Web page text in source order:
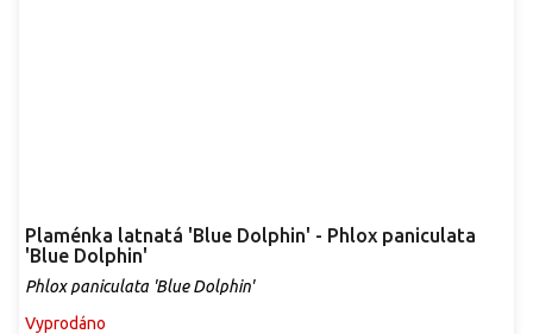
Plaménka latnatá 'Blue Dolphin' - Phlox paniculata
'Blue Dolphin'
Phlox paniculata 'Blue Dolphin'
Vyprodáno